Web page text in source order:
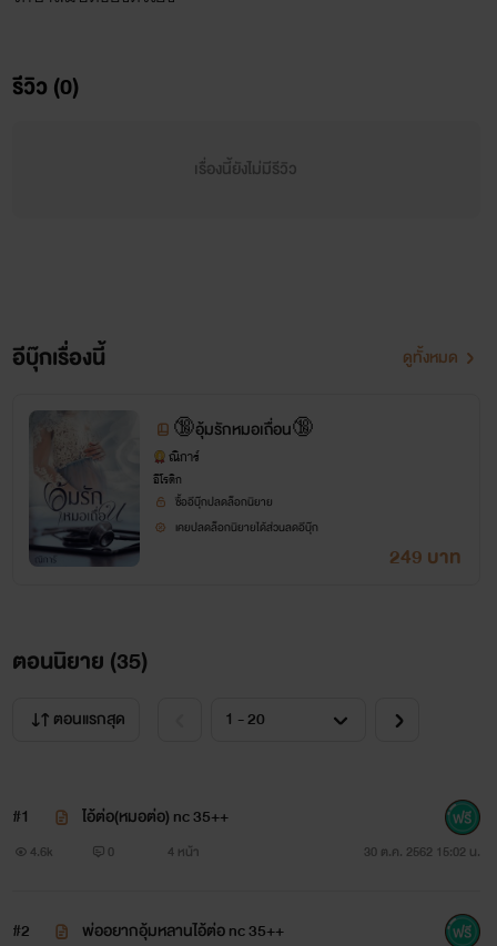
รีวิว (0)
เรื่องนี้ยังไม่มีรีวิว
อีบุ๊กเรื่องนี้ ดูทั้งหมด
🔞อุ้มรักหมอเถื่อน🔞
ณิการ์
อีโรติก
ซื้ออีบุ๊กปลดล็อกนิยาย
เคยปลดล็อกนิยายได้ส่วนลดอีบุ๊ก
249 บาท
ตอนนิยาย (35)
ตอนแรกสุด
#1 ไอ้ต่อ(หมอต่อ) nc 35++
4.6k 0 4 หน้า 30 ต.ค. 2562 15:02 น.
#2 พ่ออยากอุ้มหลานไอ้ต่อ nc 35++